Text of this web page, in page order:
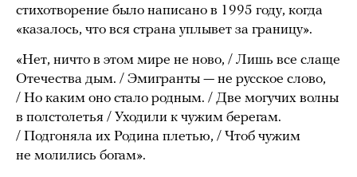
стихотворение было написано в 1995 году, когда
«казалось, что вся страна уплывет за границу».
«Нет, ничто в этом мире не ново, / Лишь все слаще
Отечества дым. / Эмигранты — не русское слово,
/ Но каким оно стало родным. / Две могучих волны
в полстолетья / Уходили к чужим берегам.
/ Подгоняла их Родина плетью, / Чтоб чужим
не молились богам».